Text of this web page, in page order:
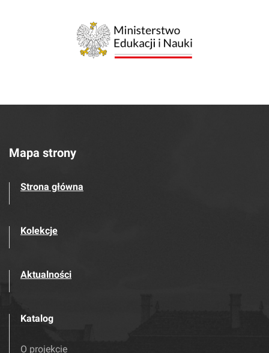
Mapa strony
Strona główna
Kolekcje
Aktualności
Katalog
O projekcie